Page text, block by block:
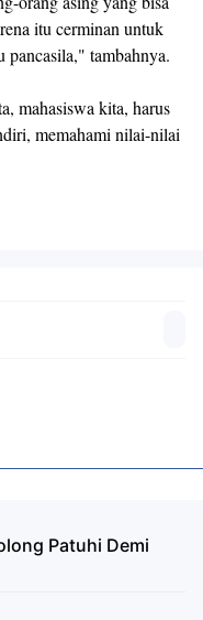
itu cerminan untuk
pancasila," tambahnya.
mahasiswa kita, harus
memahami nilai-nilai
Patuhi Demi